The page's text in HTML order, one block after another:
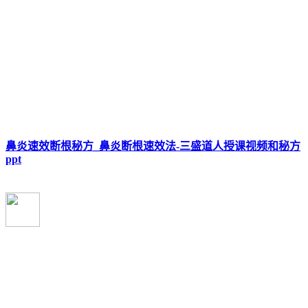
鼻炎速效断根秘方_鼻炎断根速效法-三盛道人授课视频和秘方
ppt